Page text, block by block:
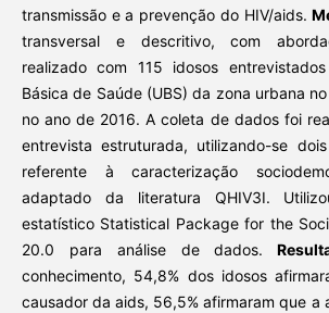
transmissão e a prevenção do HIV/aids.
transversal e descritivo, com
realizado com 115 idosos
Básica de Saúde (UBS) da zona urbana
no ano de 2016. A coleta de dados foi
entrevista estruturada, utilizando-se
referente à caracterização
adaptado da literatura QHIV3I.
estatístico Statistical Package for the
20.0 para análise de dados.
conhecimento, 54,8% dos idosos
causador da aids, 56,5% afirmaram que a